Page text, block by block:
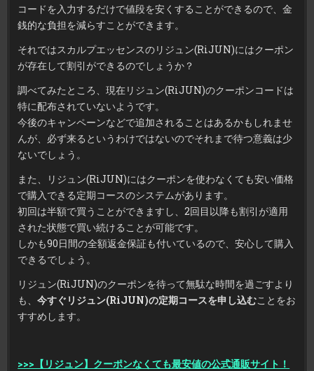
コードを入力するだけで値段を安くすることができるので、金
銭的な負担を減らすことができます。
それではスカルプエッセンスのリジュン(RiJUN)にはクーポン
が存在して割引ができるのでしょうか？
調べてみたところ、現在リジュン(RiJUN)のクーポンコードは
特に配布されていないようです。
今後のキャンペーンなどで追加されることはあるかもしれませ
んが、必ず来るというわけではないのでそれまで待つ意義は少
ないでしょう。
また、
リジュン(RiJUN)にはクーポンを使わなくても安い価格
で購入できる定期コースのシステムがあります。
初回は半額で買うことができますし、2回目以降も割引が適用
された状態で買い続けることが可能です。
しかも90日間の全額返金保証も付いているので、安心して購入
できるでしょう。
リジュン(RiJUN)のクーポンを待って無駄な時間を過ごすより
も、今すぐリジュン(RiJUN)の定期コースを申し込むことをお
すすめします。
>>>【リジュン】クーポンなくても最安値の公式通販サイト！